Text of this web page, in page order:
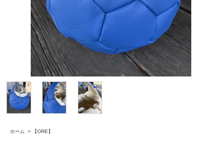
ホーム > 【ORE】